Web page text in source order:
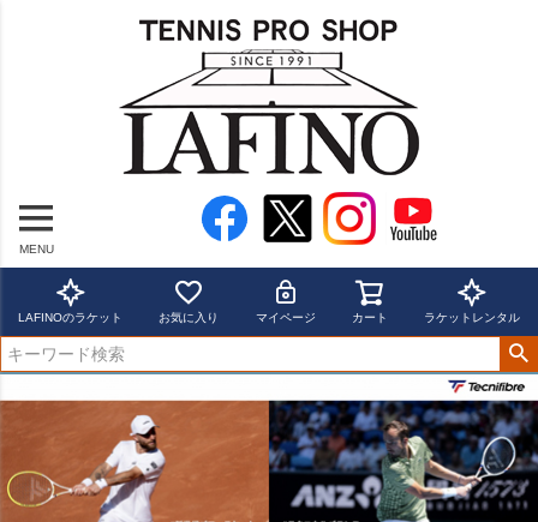
MENU
LAFINOのラケット お気に入り マイページ カート ラケットレンタル